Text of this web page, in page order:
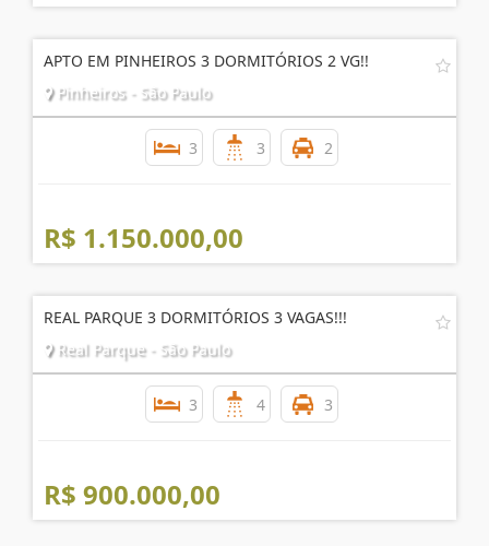
APTO EM PINHEIROS 3 DORMITÓRIOS 2 VG!!
Pinheiros - São Paulo
3 3 2
R$ 1.150.000,00
REAL PARQUE 3 DORMITÓRIOS 3 VAGAS!!!
Real Parque - São Paulo
3 4 3
R$ 900.000,00